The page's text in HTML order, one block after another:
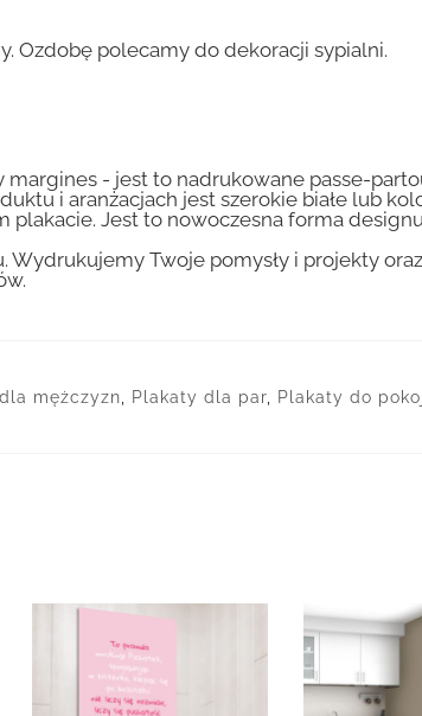
Ozdobę polecamy do dekoracji sypialni.
- jest to nadrukowane passe-
i aranżacjach jest szerokie białe lub
Jest to nowoczesna forma
Twoje pomysły i projekty
mężczyzn Plakaty dla par, Plakaty do